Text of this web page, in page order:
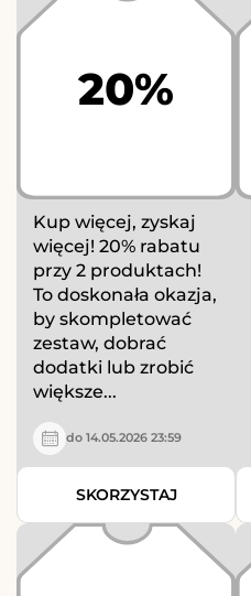
20%
Kup więcej, zyskaj
więcej! 20% rabatu
przy 2 produktach!
To doskonała okazja,
by skompletować
zestaw, dobrać
dodatki lub zrobić
większe...
do 14.05.2026 23:59
SKORZYSTAJ